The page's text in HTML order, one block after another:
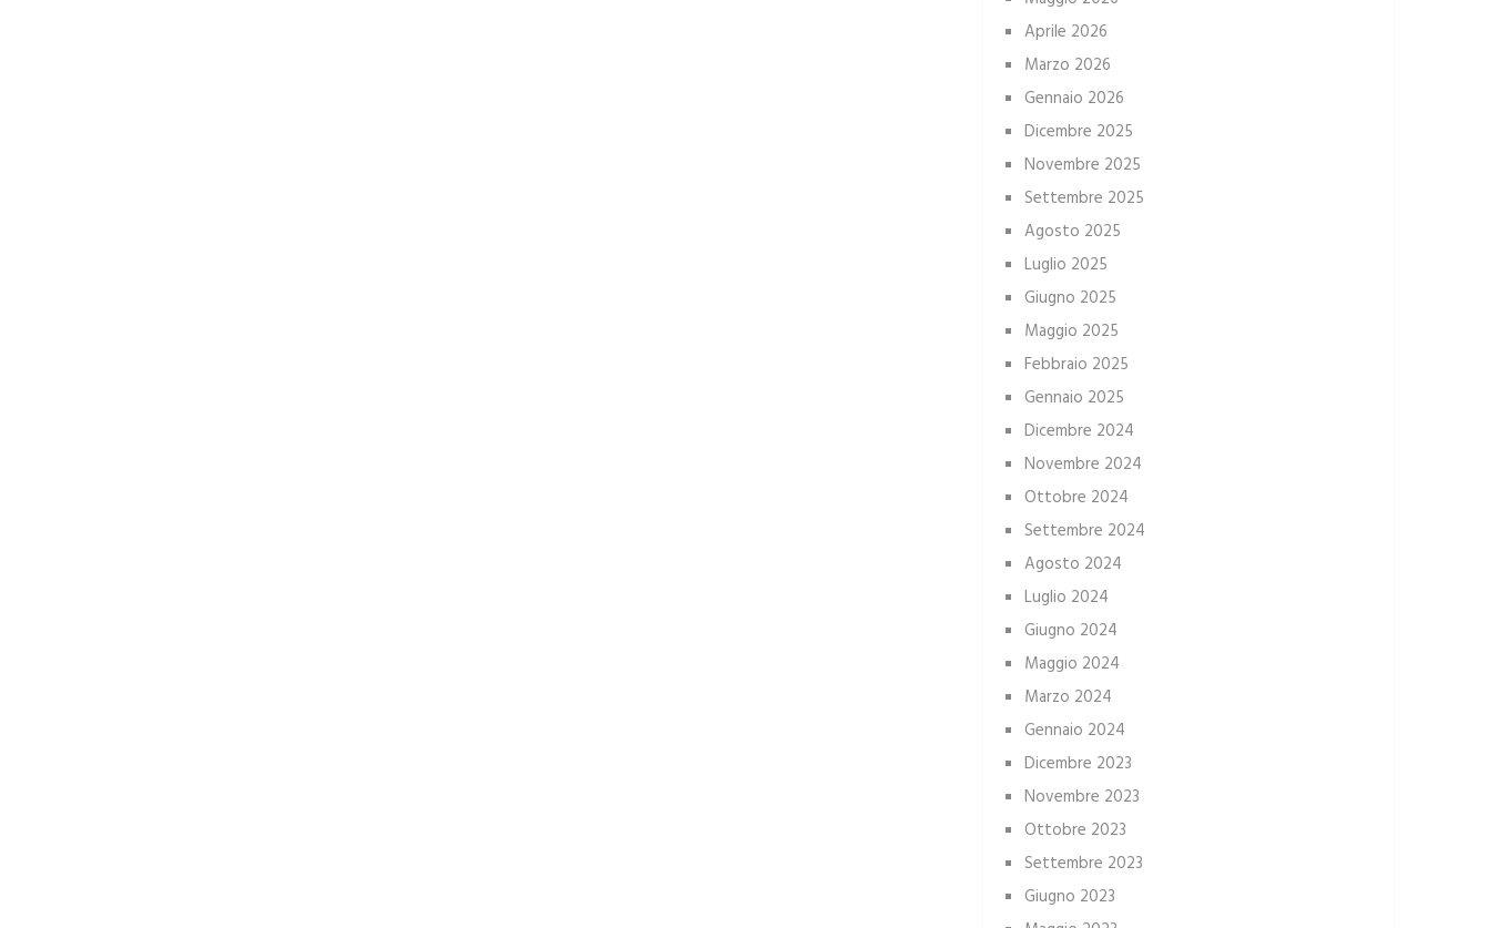
Aprile 2026
Marzo 2026
Gennaio 2026
Dicembre 2025
Novembre 2025
Settembre 2025
Agosto 2025
Luglio 2025
Giugno 2025
Maggio 2025
Febbraio 2025
Gennaio 2025
Dicembre 2024
Novembre 2024
Ottobre 2024
Settembre 2024
Agosto 2024
Luglio 2024
Giugno 2024
Maggio 2024
Marzo 2024
Gennaio 2024
Dicembre 2023
Novembre 2023
Ottobre 2023
Settembre 2023
Giugno 2023